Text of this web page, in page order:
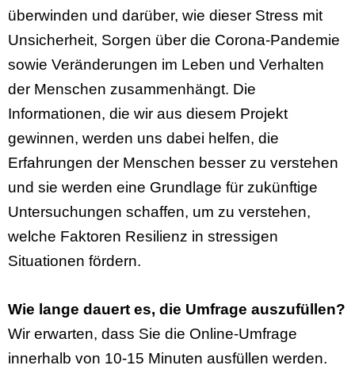
überwinden und darüber, wie dieser Stress mit
Unsicherheit, Sorgen über die Corona-Pandemie
sowie Veränderungen im Leben und Verhalten
der Menschen zusammenhängt. Die
Informationen, die wir aus diesem Projekt
gewinnen, werden uns dabei helfen, die
Erfahrungen der Menschen besser zu verstehen
und sie werden eine Grundlage für zukünftige
Untersuchungen schaffen, um zu verstehen,
welche Faktoren Resilienz in stressigen
Situationen fördern.
Wie lange dauert es, die Umfrage auszufüllen?
Wir erwarten, dass Sie die Online-Umfrage
innerhalb von 10-15 Minuten ausfüllen werden.